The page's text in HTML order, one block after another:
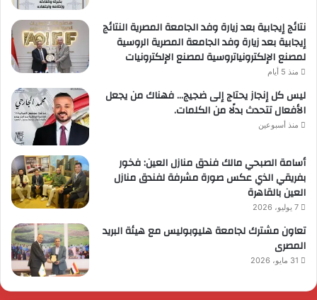
نتائج إيجابية بعد زيارة وفد الجامعة المصرية النتائج
إيجابية بعد زيارة وفد الجامعة المصرية الروسية
لمصنع الإلكترونياتروسية لمصنع الإلكترونيات
منذ 5 أيام
ليس كل إنجاز يحتاج إلى ضجيج… فهناك من يجعل
الأفعال تتحدث بدلًا من الكلمات.
منذ أسبوعين
أسامة الصبحي مالك فندق منازل العين: فخور
بفريقي الذي عكس صورة مشرفة لفندق منازل
العين بالقاهرة
7 يوليو، 2026
تعاون مشترك لجامعة هليوبوليس مع هيئة البريد
المصرى
31 مايو، 2026